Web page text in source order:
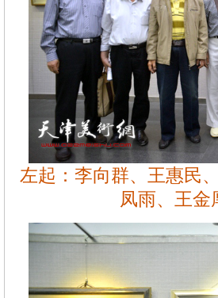
左起：李向群、王惠民
凤雨、王